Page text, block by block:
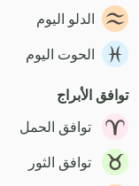
الدلو اليوم
الحوت اليوم
توافق الأبراج
توافق الحمل
توافق الثور